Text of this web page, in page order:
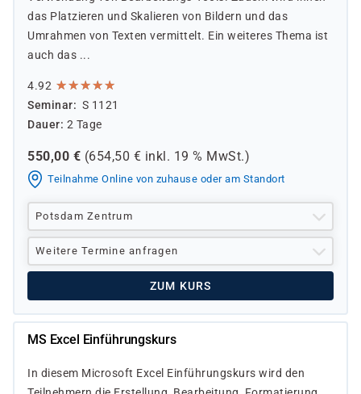
das Platzieren und Skalieren von Bildern und das
Umrahmen von Texten vermittelt. Ein weiteres Thema ist
auch das ...
4.92 ★★★★★
★★★★★
Seminar
S 1121
Dauer 2 Tage
550,00 € (654,50 € inkl. 19 % MwSt.)
Teilnahme Online von zuhause oder am Standort
Potsdam Zentrum
Weitere Termine anfragen
ZUM KURS
MS Excel Einführungskurs
In diesem Microsoft Excel Einführungskurs wird den